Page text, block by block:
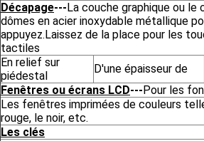
Décapage--- La couche graphique ou
dômes en acier inoxydable métallique
appuyez.Laissez de la place pour les
tactiles
En relief sur
piédestal
D'une épaisseur de
Fenêtres ou écrans LCD--- Pour les
Les fenêtres imprimées de couleurs
rouge, le noir, etc.
Les clés